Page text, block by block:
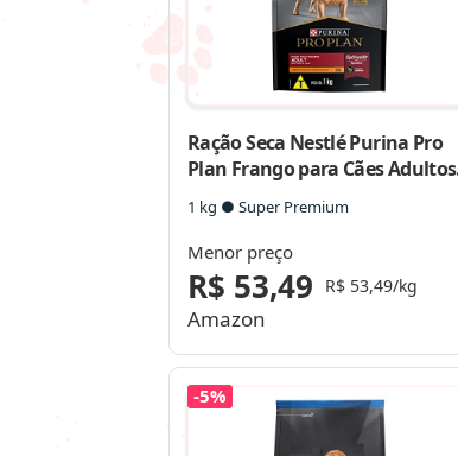
Ração Seca Nestlé Purina Pro
Plan Frango para Cães Adultos
Raças Pequenas
1 kg ● Super Premium
Menor preço
R$ 53,49 R$ 53,49/kg
Amazon
-5%